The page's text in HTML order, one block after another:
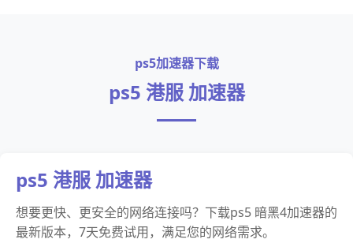
ps5加速器下载
ps5 港服 加速器
ps5 港服 加速器
想要更快、更安全的网络连接吗？下载ps5 暗黑4加速器的
最新版本，7天免费试用，满足您的网络需求。